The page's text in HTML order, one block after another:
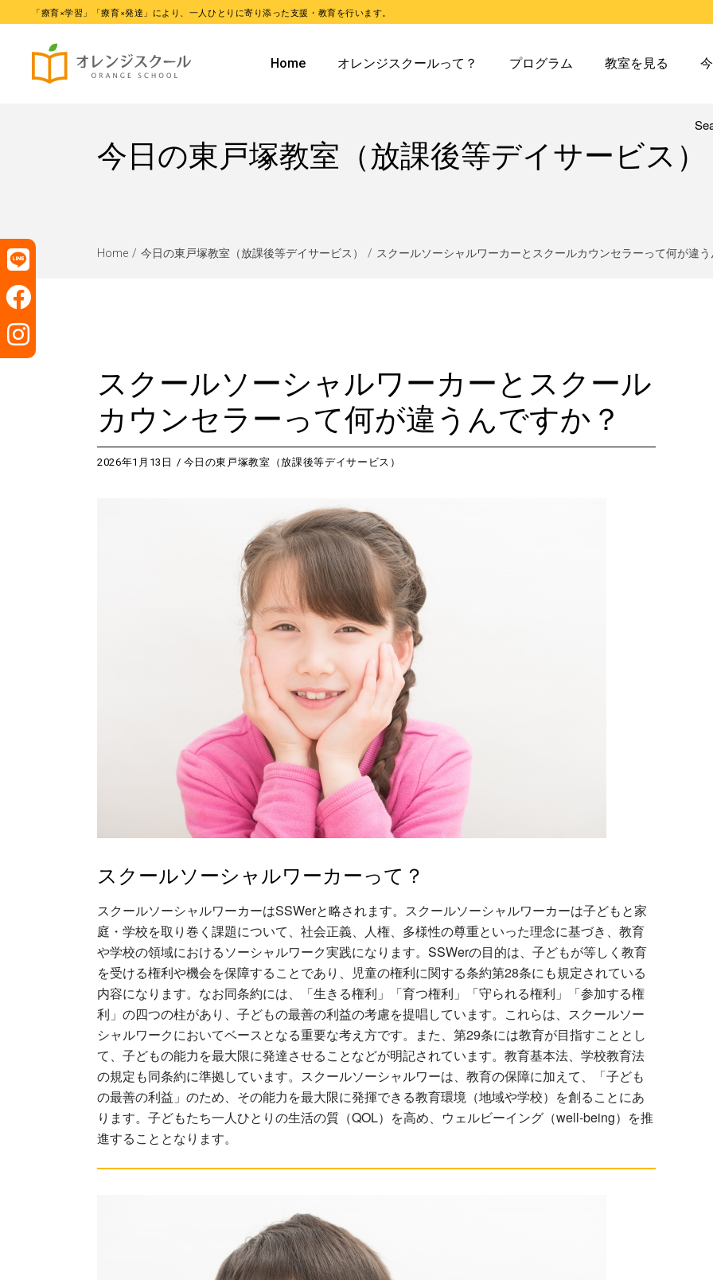
「療育×学習」「療育×発達」により、一人ひとりに寄り添った支援・教育を行います。
Home オレンジスクールって？
オレンジスクールとは
オレンジスクールピコとは
プログラム
オレンジスクールのプログラム
オレンジスクールピコのプログラム
教室を見る
東戸塚教室
東戸塚第２教室
溝ノ口教室
藤沢第２教室
小岩教室
オレンジスクールピコとは
オレンジスクールピコのプログラム
東戸塚第２教室
溝ノ口教室
藤沢教室
ピコ東戸塚教室
ピコ溝ノ口教室
今日の
今日の
今日の溝
今日の
今日の
今日の
今日の東戸塚教室（放課後等デイサービス）
Home 今日の東戸塚教室（放課後等デイサービス） スクールソーシャルワーカーとスクールカウンセラーって何が違う
スクールソーシャルワーカーとスクール
カウンセラーって何が違うんですか？
2026年1月13日 今日の東戸塚教室（放課後等デイサービス）
スクールソーシャルワーカーって？
スクールソーシャルワーカーはSSWerと略されます。スクールソーシャルワーカーは子どもと家
庭・学校を取り巻く課題について、社会正義、人権、多様性の尊重といった理念に基づき、教育
や学校の領域におけるソーシャルワーク実践になります。SSWerの目的は、子どもが等しく教育
を受ける権利や機会を保障することであり、児童の権利に関する条約第28条にも規定されている
内容になります。なお同条約には、「生きる権利」「育つ権利」「守られる権利」「参加する権
利」の四つの柱があり、子どもの最善の利益の考慮を提唱しています。これらは、スクールソー
シャルワークにおいてベースとなる重要な考え方です。また、第29条には教育が目指すこととし
て、子どもの能力を最大限に発達させることなどが明記されています。教育基本法、学校教育法
の規定も同条約に準拠しています。スクールソーシャルワーは、教育の保障に加えて、「子ども
の最善の利益」のため、その能力を最大限に発揮できる教育環境（地域や学校）を創ることにあ
ります。子どもたち一人ひとりの生活の質（QOL）を高め、ウェルビーイング（well-being）を推
進することとなります。